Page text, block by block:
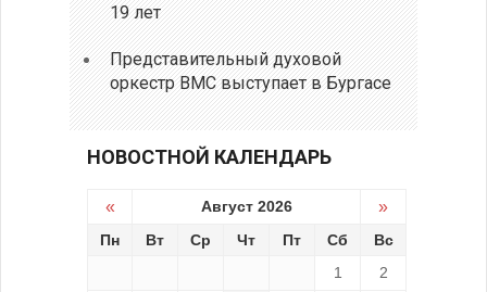
19 лет
Представительный духовой
оркестр ВМС выступает в Бургасе
НОВОСТНОЙ КАЛЕНДАРЬ
« Август 2026 »
Пн Вт Ср Чт Пт Сб
Вс
1
2